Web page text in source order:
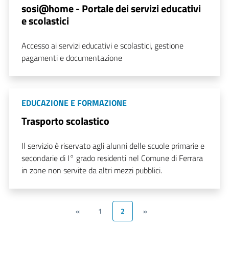
sosi@home - Portale dei servizi educativi
e scolastici
Accesso ai servizi educativi e scolastici, gestione
pagamenti e documentazione
EDUCAZIONE E FORMAZIONE
Trasporto scolastico
Il servizio è riservato agli alunni delle scuole primarie e
secondarie di I° grado residenti nel Comune di Ferrara
in zone non servite da altri mezzi pubblici.
« 1 2 »